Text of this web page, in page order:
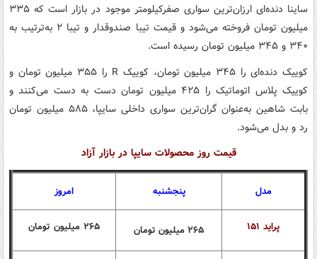
ساینا دنده‌ای ارزان‌ترین سواری صفرکیلومتر موجود در بازار است که ۳۳۵
میلیون تومان فروخته می‌شود و قیمت تیبا صندوقدار و تیبا ۲ به‌ترتیب به
۳۴۰ و ۳۴۵ میلیون تومان رسیده است.
کوییک دنده‌ای را ۳۴۵ میلیون تومان، کوییک R را ۳۵۵ میلیون تومان و
کوییک پلاس اتوماتیک را ۴۲۵ میلیون تومان دست به دست می‌کنند و
بابت شاهین به‌عنوان گران‌ترین سواری داخلی سایپا، ۵۸۵ میلیون تومان
رد و بدل می‌شود.
قیمت روز محصولات سایپا در بازار آزاد
مدل پنجشنبه امروز
پراید ۱۵۱ ۲۶۵ میلیون تومان ۲۶۵ میلیون تومان